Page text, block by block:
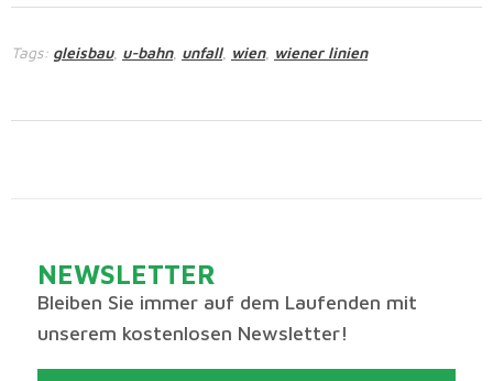
Tags: gleisbau, u-bahn, unfall, wien, wiener linien
NEWSLETTER
Bleiben Sie immer auf dem Laufenden mit
unserem kostenlosen Newsletter!